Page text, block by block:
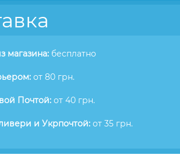
магазина: бесплатно
от 80 грн.
Почтой: от 40 грн.
и Укрпочтой: от 35 грн.